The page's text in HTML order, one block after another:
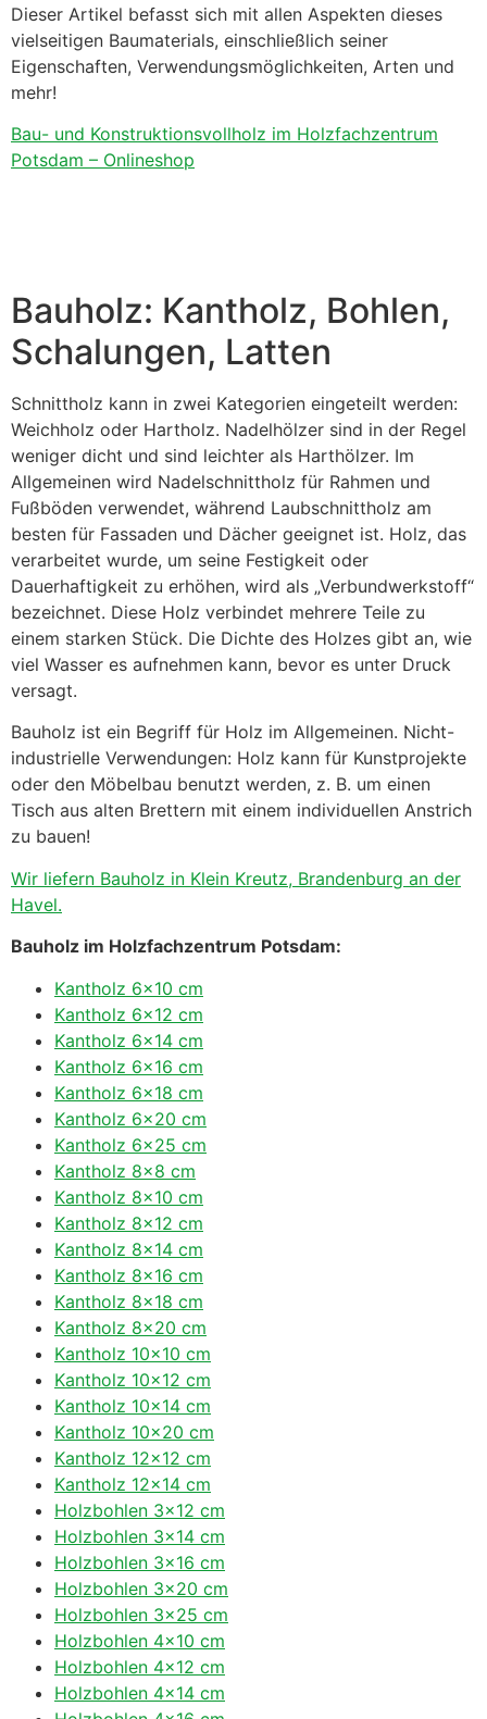
Dieser Artikel befasst sich mit allen Aspekten dieses
vielseitigen Baumaterials, einschließlich seiner
Eigenschaften, Verwendungsmöglichkeiten, Arten und
mehr!
Bau- und Konstruktionsvollholz im Holzfachzentrum
Potsdam – Onlineshop
Bauholz: Kantholz, Bohlen,
Schalungen, Latten
Schnittholz kann in zwei Kategorien eingeteilt werden:
Weichholz oder Hartholz. Nadelhölzer sind in der Regel
weniger dicht und sind leichter als Harthölzer. Im
Allgemeinen wird Nadelschnittholz für Rahmen und
Fußböden verwendet, während Laubschnittholz am
besten für Fassaden und Dächer geeignet ist. Holz, das
verarbeitet wurde, um seine Festigkeit oder
Dauerhaftigkeit zu erhöhen, wird als „Verbundwerkstoff“
bezeichnet. Diese Holz verbindet mehrere Teile zu
einem starken Stück. Die Dichte des Holzes gibt an, wie
viel Wasser es aufnehmen kann, bevor es unter Druck
versagt.
Bauholz ist ein Begriff für Holz im Allgemeinen. Nicht-
industrielle Verwendungen: Holz kann für Kunstprojekte
oder den Möbelbau benutzt werden, z. B. um einen
Tisch aus alten Brettern mit einem individuellen Anstrich
zu bauen!
Wir liefern Bauholz in Klein Kreutz, Brandenburg an der
Havel.
Bauholz im Holzfachzentrum Potsdam:
Kantholz 6×10 cm
Kantholz 6×12 cm
Kantholz 6×14 cm
Kantholz 6×16 cm
Kantholz 6×18 cm
Kantholz 6×20 cm
Kantholz 6×25 cm
Kantholz 8×8 cm
Kantholz 8×10 cm
Kantholz 8×12 cm
Kantholz 8×14 cm
Kantholz 8×16 cm
Kantholz 8×18 cm
Kantholz 8×20 cm
Kantholz 10×10 cm
Kantholz 10×12 cm
Kantholz 10×14 cm
Kantholz 10×20 cm
Kantholz 12×12 cm
Kantholz 12×14 cm
Holzbohlen 3×12 cm
Holzbohlen 3×14 cm
Holzbohlen 3×16 cm
Holzbohlen 3×20 cm
Holzbohlen 3×25 cm
Holzbohlen 4×10 cm
Holzbohlen 4×12 cm
Holzbohlen 4×14 cm